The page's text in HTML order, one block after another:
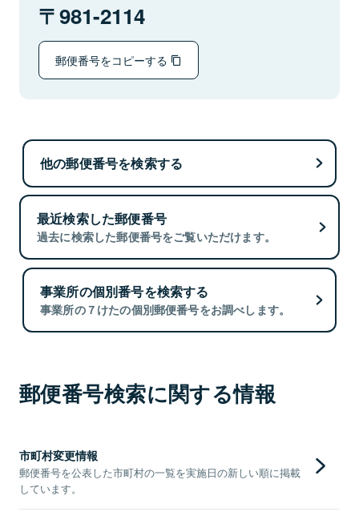
981-2114
郵便番号をコピーする
他の郵便番号を検索する
最近検索した郵便番号
過去に検索した郵便番号をご覧いただけます。
事業所の個別番号を検索する
事業所の７けたの個別郵便番号をお調べします。
郵便番号検索に関する情報
市町村変更情報
郵便番号を公表した市町村の一覧を実施日の新しい順に掲載
しています。